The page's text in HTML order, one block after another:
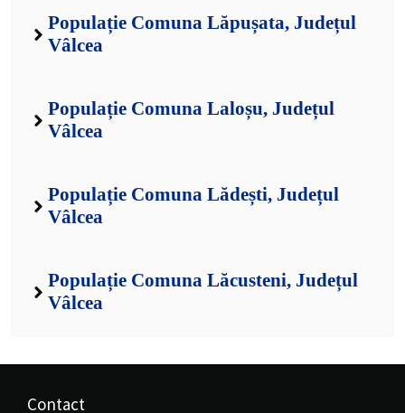
Populație Comuna Lăpușata, Județul
Vâlcea
Populație Comuna Laloșu, Județul
Vâlcea
Populație Comuna Lădești, Județul
Vâlcea
Populație Comuna Lăcusteni, Județul
Vâlcea
Contact